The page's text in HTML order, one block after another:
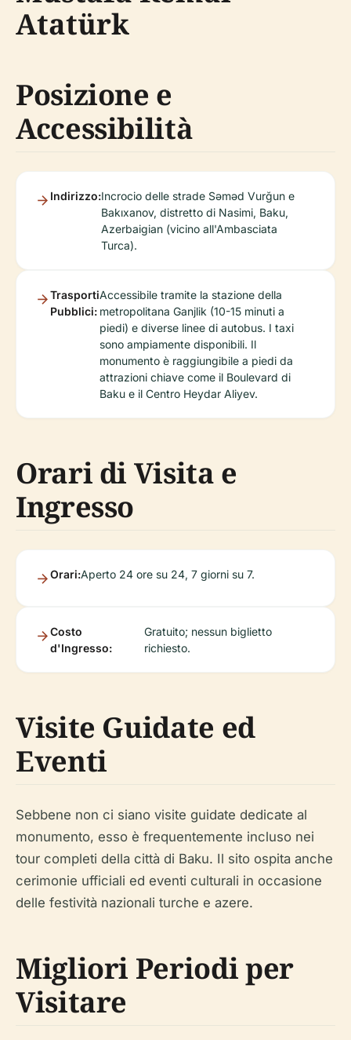
Atatürk
Posizione e
Accessibilità
Indirizzo:Incrocio delle strade Səməd Vurğun e
Bakıxanov, distretto di Nasimi, Baku,
Azerbaigian (vicino all'Ambasciata
Turca).
Trasporti
Pubblici:
Accessibile tramite la stazione della
metropolitana Ganjlik (10-15 minuti a
piedi) e diverse linee di autobus. I taxi
sono ampiamente disponibili. Il
monumento è raggiungibile a piedi da
attrazioni chiave come il Boulevard di
Baku e il Centro Heydar Aliyev.
Orari di Visita e
Ingresso
Orari:Aperto 24 ore su 24, 7 giorni su 7.
Costo
d'Ingresso:
Gratuito; nessun biglietto
richiesto.
Visite Guidate ed
Eventi
Sebbene non ci siano visite guidate dedicate al
monumento, esso è frequentemente incluso nei
tour completi della città di Baku. Il sito ospita anche
cerimonie ufficiali ed eventi culturali in occasione
delle festività nazionali turche e azere.
Migliori Periodi per
Visitare